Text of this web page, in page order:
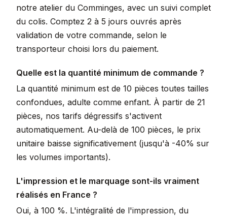
notre atelier du Comminges, avec un suivi complet
du colis. Comptez 2 à 5 jours ouvrés après
validation de votre commande, selon le
transporteur choisi lors du paiement.
Quelle est la quantité minimum de commande ?
La quantité minimum est de 10 pièces toutes tailles
confondues, adulte comme enfant. À partir de 21
pièces, nos tarifs dégressifs s'activent
automatiquement. Au-delà de 100 pièces, le prix
unitaire baisse significativement (jusqu'à -40% sur
les volumes importants).
L'impression et le marquage sont-ils vraiment
réalisés en France ?
Oui, à 100 %. L'intégralité de l'impression, du